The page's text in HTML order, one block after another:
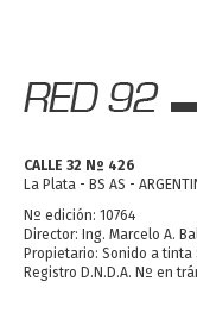
CALLE 32 Nº 426
La Plata - BS AS -
Nº edición: 10764
Director: Ing. Marcelo A.
Propietario: Sonido a tinta
Registro D.N.D.A. Nº en